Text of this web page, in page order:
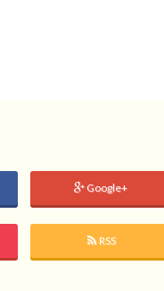
Google+
RSS